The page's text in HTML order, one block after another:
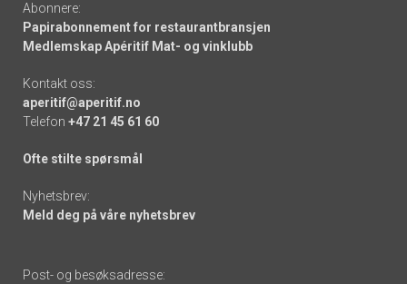
Abonnere:
Papirabonnement for restaurantbransjen
Medlemskap Apéritif Mat- og vinklubb
Kontakt oss:
aperitif@aperitif.no
Telefon +47 21 45 61 60
Ofte stilte spørsmål
Nyhetsbrev:
Meld deg på våre nyhetsbrev
Post- og besøksadresse: